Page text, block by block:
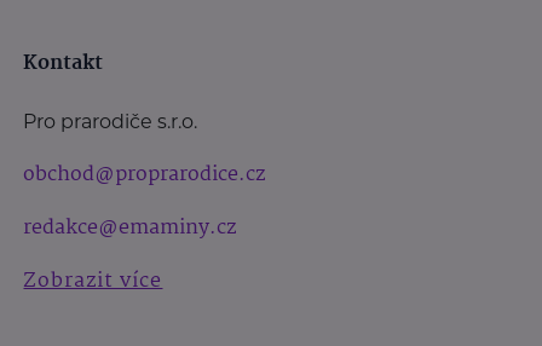
Kontakt
Pro prarodiče s.r.o.
obchod@proprarodice.cz
redakce@emaminy.cz
Zobrazit více